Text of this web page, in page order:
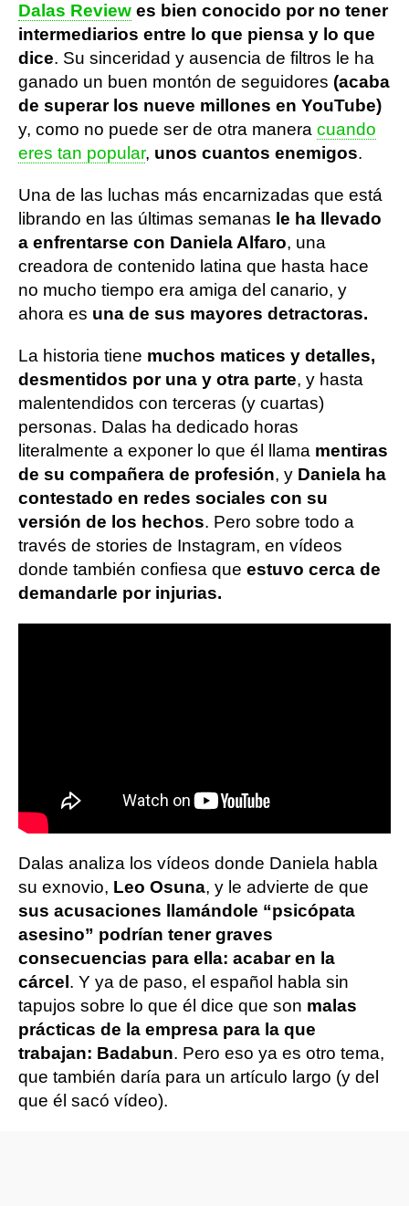
Dalas Review es bien conocido por no tener
intermediarios entre lo que piensa y lo que
dice. Su sinceridad y ausencia de filtros le ha
ganado un buen montón de seguidores (acaba
de superar los nueve millones en YouTube)
y, como no puede ser de otra manera cuando
eres tan popular, unos cuantos enemigos.
Una de las luchas más encarnizadas que está
librando en las últimas semanas le ha llevado
a enfrentarse con Daniela Alfaro, una
creadora de contenido latina que hasta hace
no mucho tiempo era amiga del canario, y
ahora es una de sus mayores detractoras.
La historia tiene muchos matices y detalles,
desmentidos por una y otra parte, y hasta
malentendidos con terceras (y cuartas)
personas. Dalas ha dedicado horas
literalmente a exponer lo que él llama mentiras
de su compañera de profesión, y Daniela ha
contestado en redes sociales con su
versión de los hechos. Pero sobre todo a
través de stories de Instagram, en vídeos
donde también confiesa que estuvo cerca de
demandarle por injurias.
Dalas analiza los vídeos donde Daniela habla
su exnovio, Leo Osuna, y le advierte de que
sus acusaciones llamándole “psicópata
asesino” podrían tener graves
consecuencias para ella: acabar en la
cárcel. Y ya de paso, el español habla sin
tapujos sobre lo que él dice que son malas
prácticas de la empresa para la que
trabajan: Badabun. Pero eso ya es otro tema,
que también daría para un artículo largo (y del
que él sacó vídeo).